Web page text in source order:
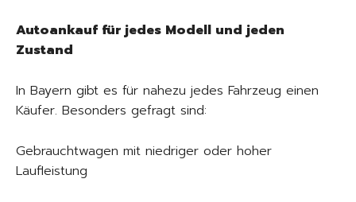
Autoankauf für jedes Modell und jeden
Zustand
In Bayern gibt es für nahezu jedes Fahrzeug einen
Käufer. Besonders gefragt sind:
Gebrauchtwagen mit niedriger oder hoher
Laufleistung